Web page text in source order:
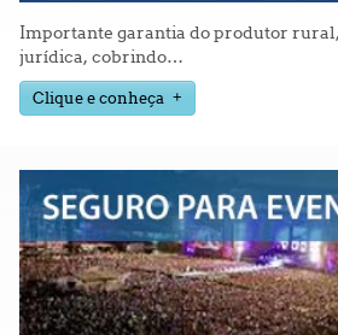
Importante garantia do produtor rural,
jurídica, cobrindo…
Clique e conheça